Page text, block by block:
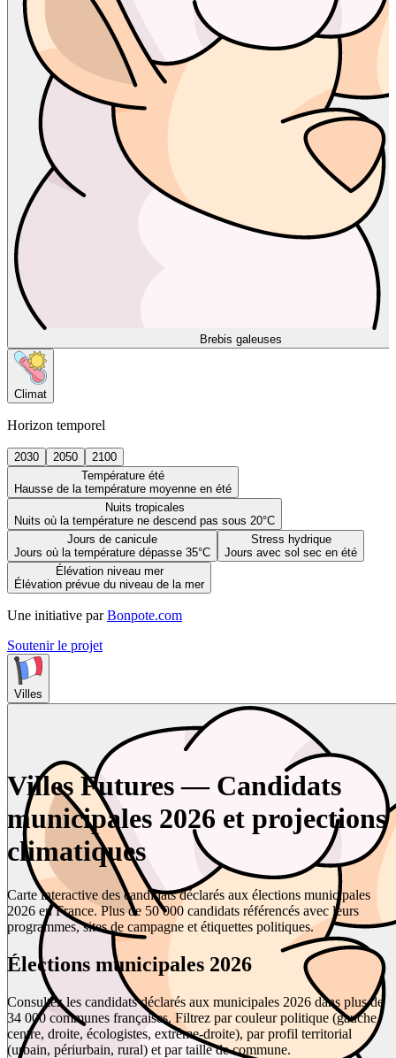
Brebis galeuses
Climat
Horizon temporel
2030 2050
2100
Température été
Hausse de la température moyenne en été
Nuits tropicales
Nuits où la température ne descend pas sous 20°C
Jours de canicule
Jours où la température dépasse 35°C
Stress hydrique
Jours avec sol sec en été
Élévation niveau mer
Élévation prévue du niveau de la mer
Une initiative par Bonpote.com
Soutenir le projet
Villes
Villes Futures — Candidats
municipales 2026 et projections
climatiques
Carte interactive des candidats déclarés aux élections municipales
2026 en France. Plus de 50 000 candidats référencés avec leurs
programmes, sites de campagne et étiquettes politiques.
Élections municipales 2026
Consultez les candidats déclarés aux municipales 2026 dans plus de
34 000 communes françaises. Filtrez par couleur politique (gauche,
centre, droite, écologistes, extrême-droite), par profil territorial
(urbain, périurbain, rural) et par taille de commune.